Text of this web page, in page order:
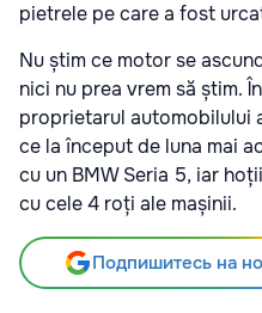
pietrele pe care a fost
Nu știm ce motor se
nici nu prea vrem să știm.
proprietarul automobilului
ce la început de luna mai
cu un BMW Seria 5, iar
cu cele 4 roți ale mașinii.
Подпишитесь на